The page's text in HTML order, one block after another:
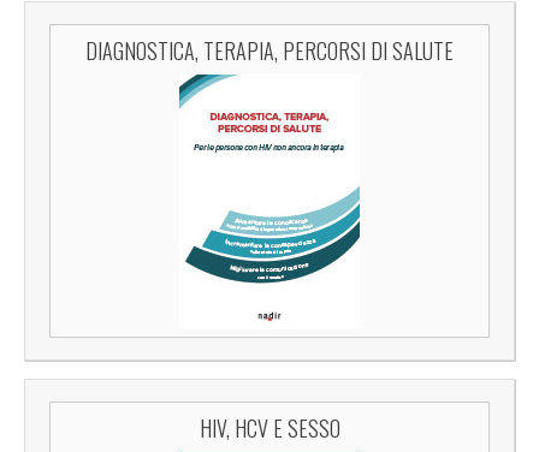
DIAGNOSTICA, TERAPIA, PERCORSI DI SALUTE
HIV, HCV E SESSO